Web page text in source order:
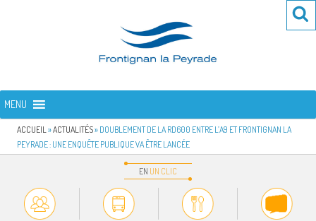
FRONTIGNAN LA PEYRADE
MENU
ACCUEIL »ACTUALITÉS» DOUBLEMENT DE LA RD600 ENTRE L’A9 ET FRONTIGNAN LA
PEYRADE : UNE ENQUÊTE PUBLIQUE VA ÊTRE LANCÉE
EN UN CLIC